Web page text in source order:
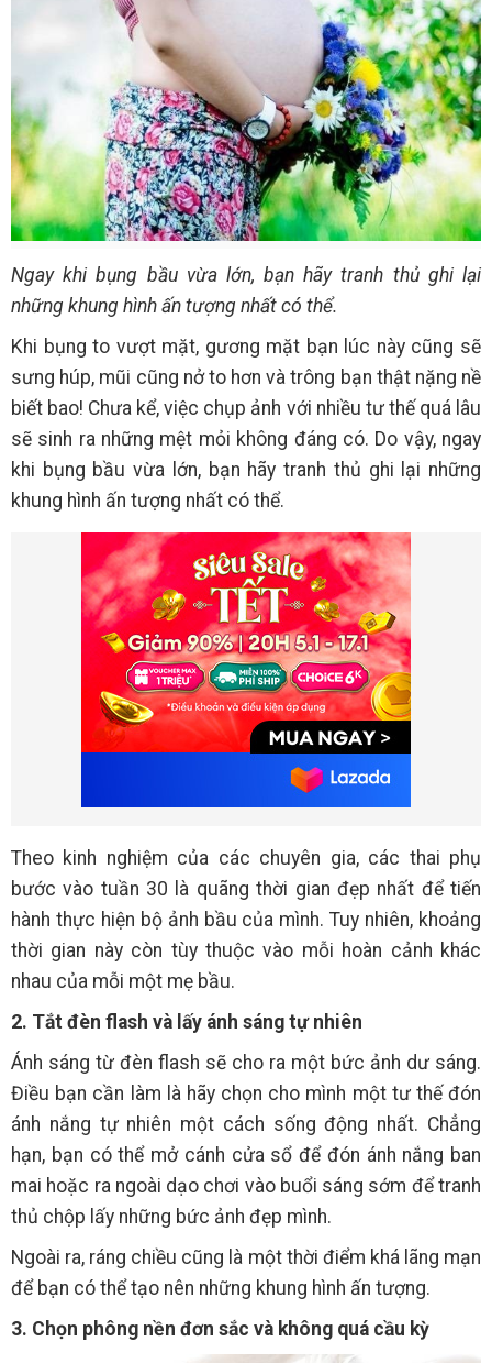
Ngay khi bụng bầu vừa lớn, bạn hãy tranh thủ ghi lại
những khung hình ấn tượng nhất có thể.
Khi bụng to vượt mặt, gương mặt bạn lúc này cũng sẽ
sưng húp, mũi cũng nở to hơn và trông bạn thật nặng nề
biết bao! Chưa kể, việc chụp ảnh với nhiều tư thế quá lâu
sẽ sinh ra những mệt mỏi không đáng có. Do vậy, ngay
khi bụng bầu vừa lớn, bạn hãy tranh thủ ghi lại những
khung hình ấn tượng nhất có thể.
Theo kinh nghiệm của các chuyên gia, các thai phụ
bước vào tuần 30 là quãng thời gian đẹp nhất để tiến
hành thực hiện bộ ảnh bầu của mình. Tuy nhiên, khoảng
thời gian này còn tùy thuộc vào mỗi hoàn cảnh khác
nhau của mỗi một mẹ bầu.
2. Tắt đèn flash và lấy ánh sáng tự nhiên
Ánh sáng từ đèn flash sẽ cho ra một bức ảnh dư sáng.
Điều bạn cần làm là hãy chọn cho mình một tư thế đón
ánh nắng tự nhiên một cách sống động nhất. Chẳng
hạn, bạn có thể mở cánh cửa sổ để đón ánh nắng ban
mai hoặc ra ngoài dạo chơi vào buổi sáng sớm để tranh
thủ chộp lấy những bức ảnh đẹp mình.
Ngoài ra, ráng chiều cũng là một thời điểm khá lãng mạn
để bạn có thể tạo nên những khung hình ấn tượng.
3. Chọn phông nền đơn sắc và không quá cầu kỳ